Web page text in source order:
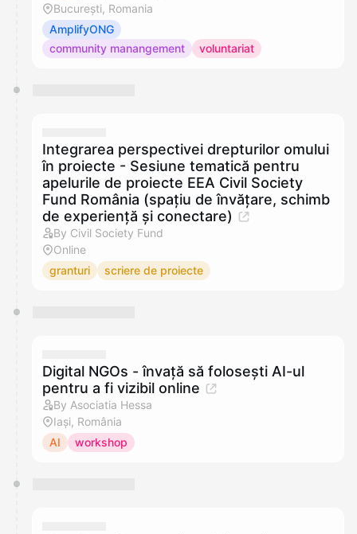
București, Romania
AmplifyONG
community manangement
voluntariat
Integrarea perspectivei drepturilor omului
în proiecte - Sesiune tematică pentru
apelurile de proiecte EEA Civil Society
Fund România (spațiu de învățare, schimb
de experiență și conectare)
By Civil Society Fund
Online
granturi
scriere de proiecte
Digital NGOs - învață să folosești AI-ul
pentru a fi vizibil online
By Asociatia Hessa
Iași, România
AI
workshop